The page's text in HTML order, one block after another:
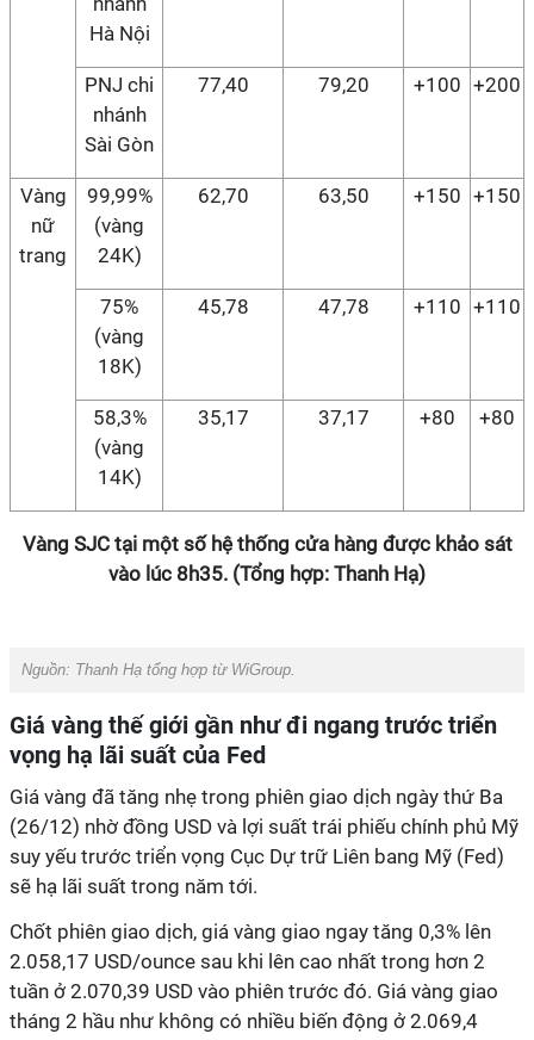
Hà Nội
PNJ chi
nhánh
Sài Gòn
77,40 79,20 +100 +200
Vàng
nữ
trang
99,99%
(vàng
24K)
62,70 63,50 +150 +150
75%
(vàng
18K)
45,78 47,78 +110 +110
58,3%
(vàng
14K)
35,17 37,17 +80 +80
Vàng SJC tại một số hệ thống cửa hàng được khảo sát
vào lúc 8h35. (Tổng hợp: Thanh Hạ)
Nguồn: Thanh Hạ tổng hợp từ WiGroup.
Giá vàng thế giới gần như đi ngang trước triển
vọng hạ lãi suất của Fed
Giá vàng đã tăng nhẹ trong phiên giao dịch ngày thứ Ba
(26/12) nhờ đồng USD và lợi suất trái phiếu chính phủ Mỹ
suy yếu trước triển vọng Cục Dự trữ Liên bang Mỹ (Fed)
sẽ hạ lãi suất trong năm tới.
Chốt phiên giao dịch, giá vàng giao ngay tăng 0,3% lên
2.058,17 USD/ounce sau khi lên cao nhất trong hơn 2
tuần ở 2.070,39 USD vào phiên trước đó. Giá vàng giao
tháng 2 hầu như không có nhiều biến động ở 2.069,4